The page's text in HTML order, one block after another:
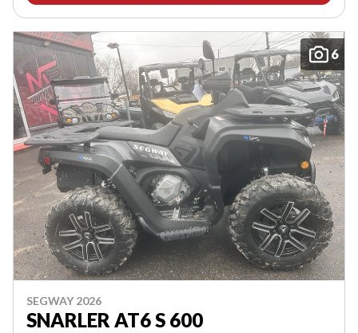
6
SEGWAY 2026
SNARLER AT6 S 600